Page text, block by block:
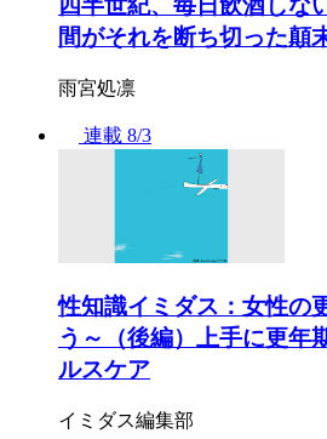
四半世紀、毎日飲酒しな
間がそれを断ち切った顛
雨宮処凛
連載 8/3
性知識イミダス：女性の
う～（後編）上手に更年
ルスケア
イミダス編集部